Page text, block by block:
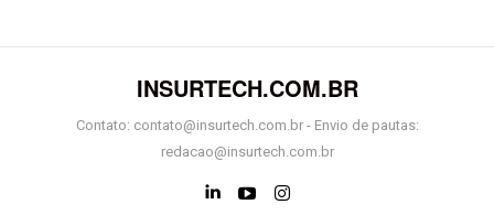
INSURTECH.COM.BR
Contato: contato@insurtech.com.br - Envio de pautas:
redacao@insurtech.com.br